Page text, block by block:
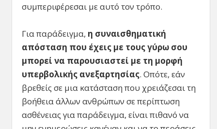
συμπεριφέρεσαι με αυτό τον τρόπο.
Για παράδειγμα, η συναισθηματική
απόσταση που έχεις με τους γύρω σου
μπορεί να παρουσιαστεί με τη μορφή
υπερβολικής ανεξαρτησίας. Οπότε, εάν
βρεθείς σε μια κατάσταση που χρειάζεσαι τη
βοήθεια άλλων ανθρώπων σε περίπτωση
ασθένειας για παράδειγμα, είναι πιθανό να